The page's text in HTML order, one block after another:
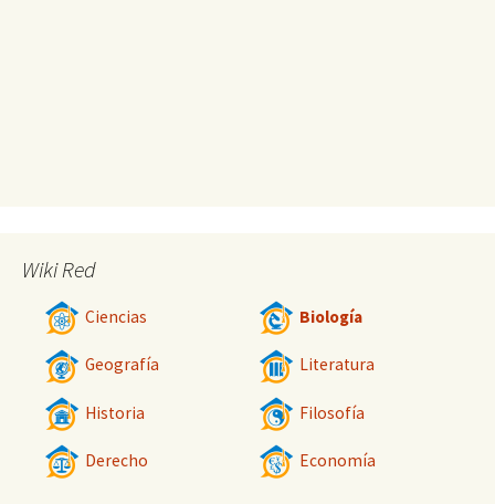
Wiki Red
Ciencias Biología
Geografía Literatura
Historia Filosofía
Derecho Economía